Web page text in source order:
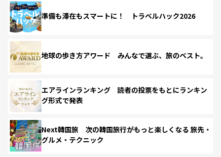
準備も滞在もスマートに！ トラベルハック2026
地球の歩き方アワード みんなで選ぶ、旅のベスト。
エアラインランキング 読者の投票をもとにランキン
グ形式で発表
Next韓国旅 次の韓国旅行がもっと楽しくなる 旅先・
グルメ・テクニック